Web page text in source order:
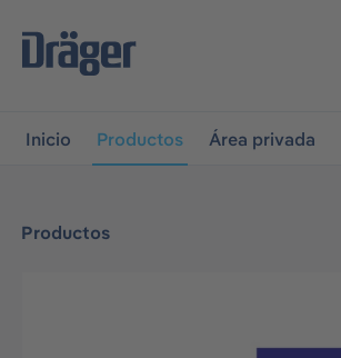
la navegación principal
Inicio Productos Área privada
Productos